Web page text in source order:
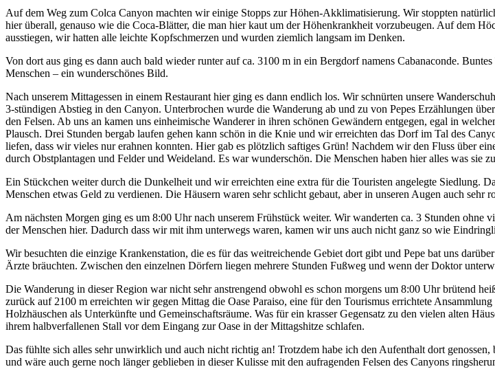
Auf dem Weg zum Colca Canyon machten wir einige Stopps zur Höhen-Akklimatisierung. Wir stoppten
hier überall, genauso wie die Coca-Blätter, die man hier kaut um der Höhenkrankheit vorzubeugen. Auf dem
ausstiegen, wir hatten alle leichte Kopfschmerzen und wurden ziemlich langsam im Denken.
Von dort aus ging es dann auch bald wieder runter auf ca. 3100 m in ein Bergdorf namens Cabanaconde.
Menschen – ein wunderschönes Bild.
Nach unserem Mittagessen in einem Restaurant hier ging es dann endlich los. Wir schnürten unsere
3-stündigen Abstieg in den Canyon. Unterbrochen wurde die Wanderung ab und zu von Pepes Erzählungen
den Felsen. Ab uns an kamen uns einheimische Wanderer in ihren schönen Gewändern entgegen, egal in
Plausch. Drei Stunden bergab laufen gehen kann schön in die Knie und wir erreichten das Dorf im Tal des
liefen, dass wir vieles nur erahnen konnten. Hier gab es plötzlich saftiges Grün! Nachdem wir den Fluss über
durch Obstplantagen und Felder und Weideland. Es war wunderschön. Die Menschen haben hier alles was sie
Ein Stückchen weiter durch die Dunkelheit und wir erreichten eine extra für die Touristen angelegte Siedlung.
Menschen etwas Geld zu verdienen. Die Häusern waren sehr schlicht gebaut, aber in unseren Augen auch sehr
Am nächsten Morgen ging es um 8:00 Uhr nach unserem Frühstück weiter. Wir wanderten ca. 3 Stunden
der Menschen hier. Dadurch dass wir mit ihm unterwegs waren, kamen wir uns auch nicht ganz so wie
Wir besuchten die einzige Krankenstation, die es für das weitreichende Gebiet dort gibt und Pepe bat uns
Ärzte bräuchten. Zwischen den einzelnen Dörfern liegen mehrere Stunden Fußweg und wenn der Doktor
Die Wanderung in dieser Region war nicht sehr anstrengend obwohl es schon morgens um 8:00 Uhr brütend
zurück auf 2100 m erreichten wir gegen Mittag die Oase Paraiso, eine für den Tourismus errichtete
Holzhäuschen als Unterkünfte und Gemeinschaftsräume. Was für ein krasser Gegensatz zu den vielen alten
ihrem halbverfallenen Stall vor dem Eingang zur Oase in der Mittagshitze schlafen.
Das fühlte sich alles sehr unwirklich und auch nicht richtig an! Trotzdem habe ich den Aufenthalt dort
und wäre auch gerne noch länger geblieben in dieser Kulisse mit den aufragenden Felsen des Canyons